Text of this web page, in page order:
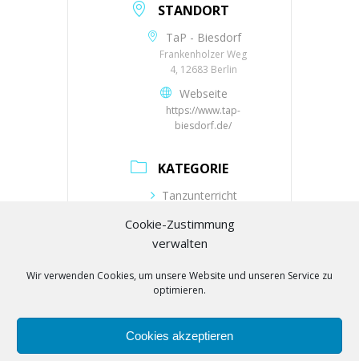
Cookie-Zustimmung
verwalten
Wir verwenden Cookies, um unsere Website und unseren Service zu
optimieren.
Cookies akzeptieren
STANDORT
TaP - Biesdorf
Frankenholzer Weg
4, 12683 Berlin
Webseite
https://www.tap-
biesdorf.de/
KATEGORIE
Tanzunterricht
VERANSTALTER
Tanzschule Zielonka
E-Mail